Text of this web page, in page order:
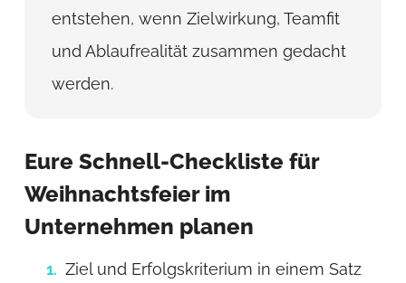
entstehen, wenn Zielwirkung, Teamfit
und Ablaufrealität zusammen gedacht
werden.
Eure Schnell-Checkliste für
Weihnachtsfeier im
Unternehmen planen
Ziel und Erfolgskriterium in einem Satz